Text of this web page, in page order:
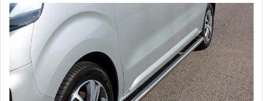
gekozen
worden
op
de